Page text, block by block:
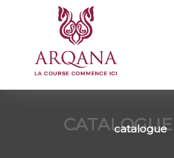
CATALOGUE
catalogue